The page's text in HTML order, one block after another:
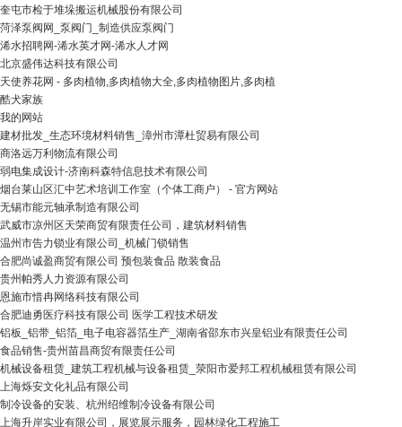
奎屯市检于堆垛搬运机械股份有限公司
菏泽泵阀网_泵阀门_制造供应泵阀门
浠水招聘网-浠水英才网-浠水人才网
北京盛伟达科技有限公司
天使养花网 - 多肉植物,多肉植物大全,多肉植物图片,多肉植
酷犬家族
我的网站
建材批发_生态环境材料销售_漳州市潭杜贸易有限公司
商洛远万利物流有限公司
弱电集成设计-济南科森特信息技术有限公司
烟台莱山区汇中艺术培训工作室（个体工商户） - 官方网站
无锡市能元轴承制造有限公司
武威市凉州区天荣商贸有限责任公司，建筑材料销售
温州市告力锁业有限公司_机械门锁销售
合肥尚诚盈商贸有限公司 预包装食品 散装食品
贵州帕秀人力资源有限公司
恩施市惜冉网络科技有限公司
合肥迪勇医疗科技有限公司 医学工程技术研发
铝板_铝带_铝箔_电子电容器箔生产_湖南省邵东市兴皇铝业有限责任公司
食品销售-贵州苗昌商贸有限责任公司
机械设备租赁_建筑工程机械与设备租赁_荥阳市爱邦工程机械租赁有限公司
上海烁安文化礼品有限公司
制冷设备的安装、杭州绍维制冷设备有限公司
上海升岸实业有限公司，展览展示服务，园林绿化工程施工